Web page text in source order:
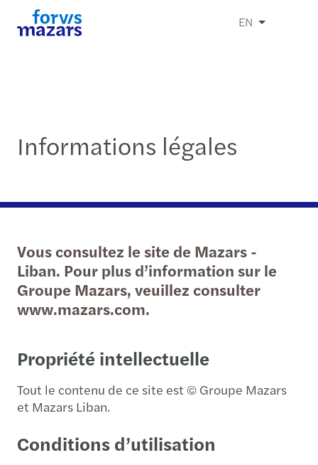
EN
Informations légales
Vous consultez le site de Mazars -
Liban. Pour plus d’information sur le
Groupe Mazars, veuillez consulter
www.mazars.com.
Propriété intellectuelle
Tout le contenu de ce site est © Groupe Mazars
et Mazars Liban.
Conditions d’utilisation